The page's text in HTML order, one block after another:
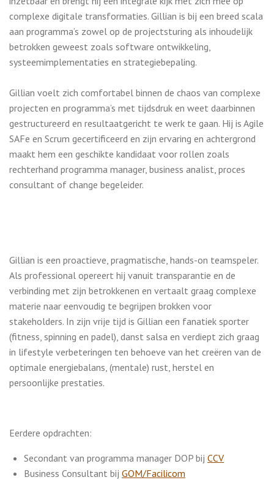
complexe digitale transformaties. Gillian is bij een breed scala
aan programma’s zowel op de projectsturing als inhoudelijk
betrokken geweest zoals software ontwikkeling,
systeemimplementaties en strategiebepaling.
Gillian voelt zich comfortabel binnen de chaos van complexe
projecten en programma’s met tijdsdruk en weet daarbinnen
gestructureerd en resultaatgericht te werk te gaan. Hij is Agile
SAFe en Scrum gecertificeerd en zijn ervaring en achtergrond
maakt hem een geschikte kandidaat voor rollen zoals
rechterhand programma manager, business analist, proces
consultant of change begeleider.
Gillian is een proactieve, pragmatische, hands-on teamspeler.
Als professional opereert hij vanuit transparantie en de
verbinding met zijn betrokkenen en vertaalt graag complexe
materie naar eenvoudig te begrijpen brokken voor
stakeholders. In zijn vrije tijd is Gillian een fanatiek sporter
(fitness, spinning en padel), danst salsa en verdiept zich graag
in lifestyle verbeteringen ten behoeve van het creëren van de
optimale energiebalans, (mentale) rust, herstel en
persoonlijke prestaties.
Eerdere opdrachten:
Secondant van programma manager DOP bij CCV
Business Consultant bij GOM/Facilicom